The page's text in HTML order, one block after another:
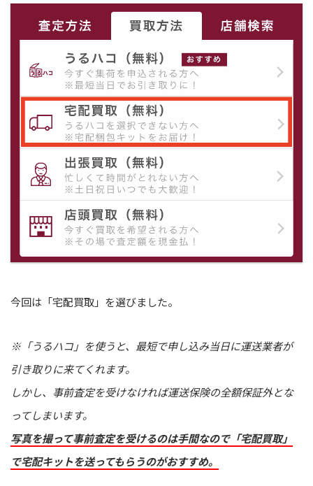
今回は「宅配買取」を選びました。
※「うるハコ」を使うと、最短で申し込み当日に運送業者が
引き取りに来てくれます。
しかし、事前査定を受けなければ運送保険の全額保証外とな
ってしまいます。
写真を撮って事前査定を受けるのは手間なので「宅配買取」
で宅配キットを送ってもらうのがおすすめ。